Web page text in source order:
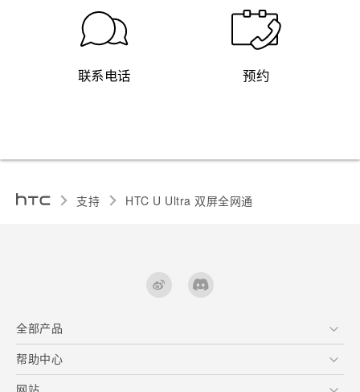
联系电话 预约
支持 HTC U Ultra 双屏全网通‎
全部产品
区块链智能手机
VIVE
帮助中心
在线客服